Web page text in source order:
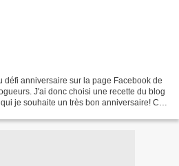
défi anniversaire sur la page Facebook de
J'ai donc choisi une recette du blog
je souhaite un très bon anniversaire! Ces